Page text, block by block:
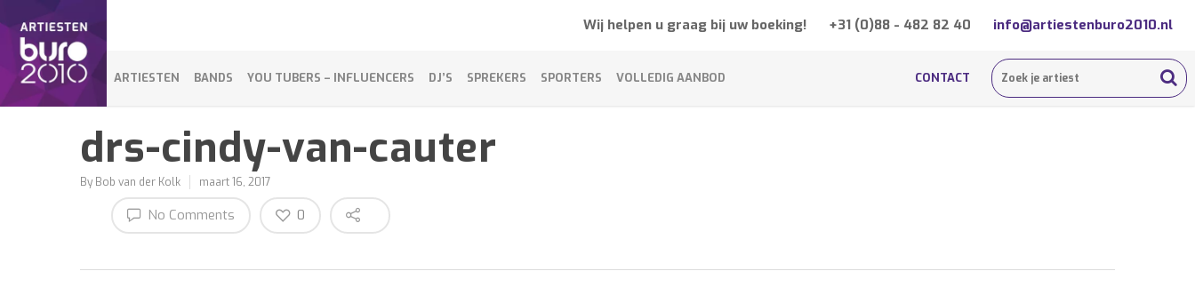
Wij helpen u graag bij uw boeking! +31 (0)88 - 482 82 40 info@artiestenburo2010.nl
ARTIESTEN BANDS YOU TUBERS – INFLUENCERS DJ’S SPREKERS SPORTERS VOLLEDIG AANBOD CONTACT
drs-cindy-van-cauter
By Bob van der Kolk maart 16, 2017
No Comments 0